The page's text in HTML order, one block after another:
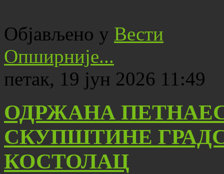
Објављено у Вести
Опширније...
петак, 19 јун 2026 11:49
ОДРЖАНА
СКУПШТИНЕ
КОСТОЛАЦ